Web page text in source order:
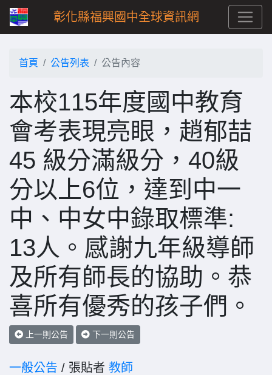
彰化縣福興國中全球資訊網
首頁 公告列表 公告內容
本校115年度國中教育
會考表現亮眼，趙郁喆
45 級分滿級分，40級
分以上6位，達到中一
中、中女中錄取標準:
13人。感謝九年級導師
及所有師長的協助。恭
喜所有優秀的孩子們。
上一則公告 下一則公告
一般公告 / 張貼者 教師